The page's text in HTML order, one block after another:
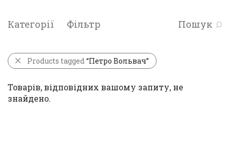
Категорії Фільтр Пошук
Products tagged“Петро Вольвач”
Товарів, відповідних вашому запиту, не
знайдено.